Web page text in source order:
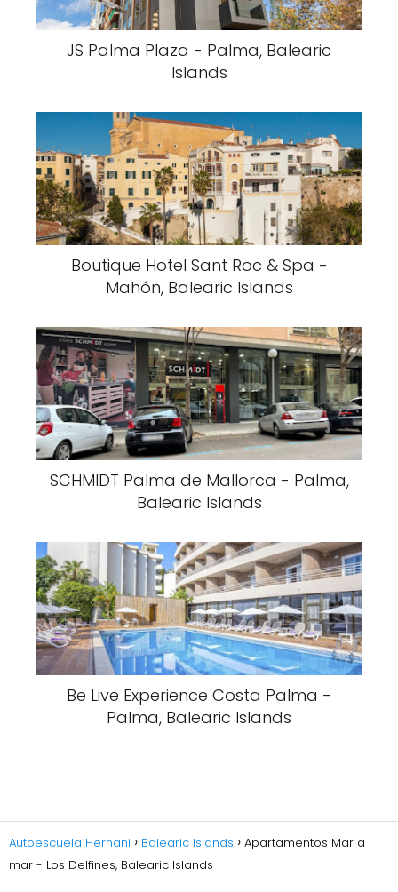
JS Palma Plaza - Palma, Balearic
Islands
Boutique Hotel Sant Roc & Spa -
Mahón, Balearic Islands
SCHMIDT Palma de Mallorca - Palma,
Balearic Islands
Be Live Experience Costa Palma -
Palma, Balearic Islands
Autoescuela Hernani Balearic Islands
Apartamentos Mar a
mar - Los Delfines, Balearic Islands